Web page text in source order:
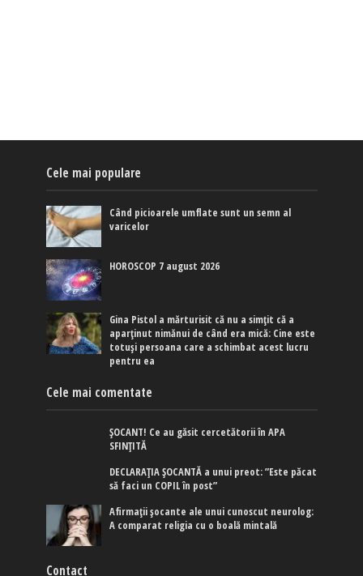
Cele mai populare
Când picioarele umflate sunt un semn al
varicelor
HOROSCOP 7 august 2026
Gina Pistol a mărturisit că nu a simțit că a
aparținut nimănui de când era mică: Cine este
totuși persoana care a schimbat acest lucru
pentru ea
Cele mai comentate
ȘOCANT! Ce au găsit cercetătorii în APA
SFINȚITĂ
DECLARAȚIA ȘOCANTĂ a unui preot: ”Este păcat
să faci un COPIL în post”
Afirmaţii şocante ale unui cunoscut neurolog:
A comparat religia cu o boală mintală
Contact